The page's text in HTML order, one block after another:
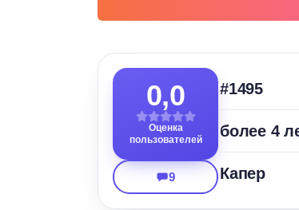
0,0
Оценка
пользователей
9
#1495
более 4
Капер